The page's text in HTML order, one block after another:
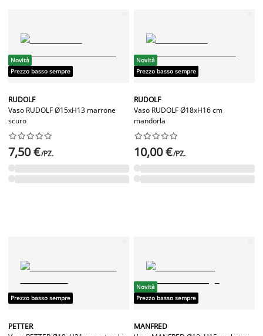
Novità
Prezzo basso sempre
RUDOLF
Vaso RUDOLF Ø15xH13 marrone
scuro






7,50 €/PZ.
Novità
Prezzo basso sempre
RUDOLF
Vaso RUDOLF Ø18xH16 cm
mandorla






10,00 €/PZ.
Prezzo basso sempre
PETTER
Novità
Prezzo basso sempre
MANFRED